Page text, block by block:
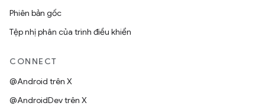
Phiên bản gốc
Tệp nhị phân của trình điều khiển
CONNECT
@Android trên X
@AndroidDev trên X